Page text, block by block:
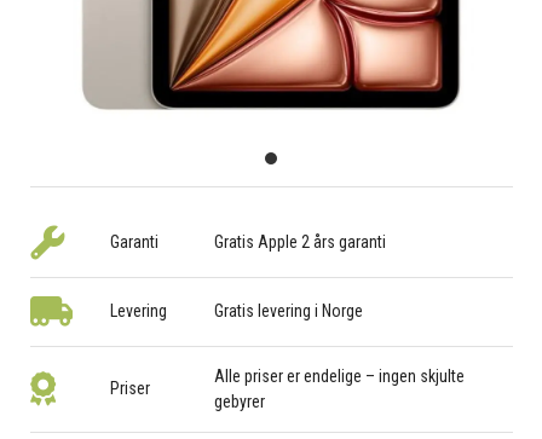
Garanti Gratis Apple 2 års garanti
Levering Gratis levering i Norge
Priser
Alle priser er endelige – ingen skjulte
gebyrer